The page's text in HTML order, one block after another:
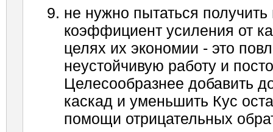
не нуж­но пытаться
коэффициент усиления от
целях их экономии - это
неустойчивую работу и
Целесообразнее добавить
каскад и уменьшить Кус
помощи отрицательных